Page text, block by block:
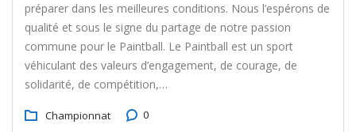
préparer dans les meilleures conditions. Nous l’espérons de
qualité et sous le signe du partage de notre passion
commune pour le Paintball. Le Paintball est un sport
véhiculant des valeurs d’engagement, de courage, de
solidarité, de compétition,…
Championnat 0